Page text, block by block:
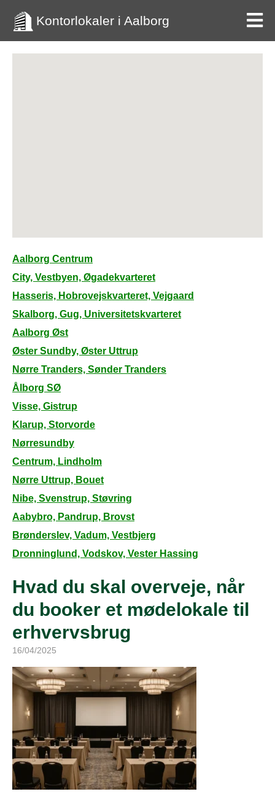
Kontorlokaler i Aalborg
Aalborg Centrum
City, Vestbyen, Øgadekvarteret
Hasseris, Hobrovejskvarteret, Vejgaard
Skalborg, Gug, Universitetskvarteret
Aalborg Øst
Øster Sundby, Øster Uttrup
Nørre Tranders, Sønder Tranders
Ålborg SØ
Visse, Gistrup
Klarup, Storvorde
Nørresundby
Centrum, Lindholm
Nørre Uttrup, Bouet
Nibe, Svenstrup, Støvring
Aabybro, Pandrup, Brovst
Brønderslev, Vadum, Vestbjerg
Dronninglund, Vodskov, Vester Hassing
Hvad du skal overveje, når
du booker et mødelokale til
erhvervsbrug
16/04/2025